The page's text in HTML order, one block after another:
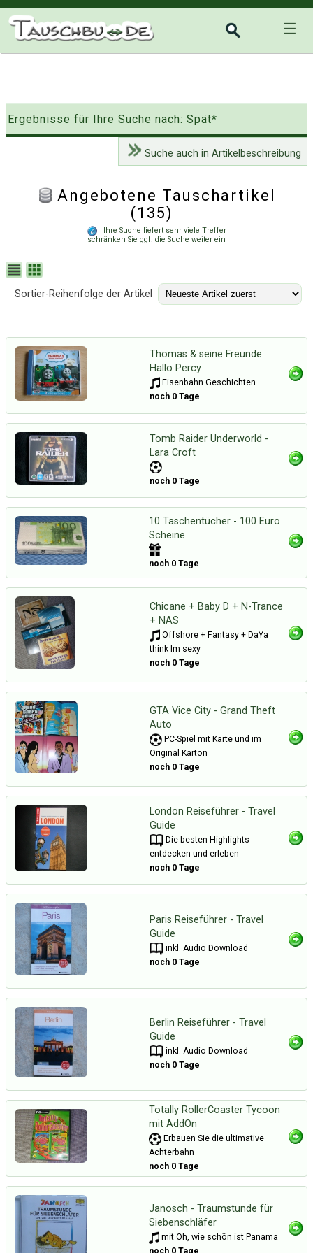
☰
Ergebnisse für Ihre Suche nach: Spät*
Suche auch in Artikelbeschreibung
Angebotene Tauschartikel
(135)
Ihre Suche liefert sehr viele Treffer
schränken Sie ggf. die Suche weiter ein
Sortier-Reihenfolge der Artikel
Thomas & seine Freunde:
Hallo Percy
Eisenbahn Geschichten
noch 0 Tage
Tomb Raider Underworld -
Lara Croft
noch 0 Tage
10 Taschentücher - 100 Euro
Scheine
noch 0 Tage
Chicane + Baby D + N-Trance
+ NAS
Offshore + Fantasy + DaYa
think Im sexy
noch 0 Tage
GTA Vice City - Grand Theft
Auto
PC-Spiel mit Karte und im
Original Karton
noch 0 Tage
London Reiseführer - Travel
Guide
Die besten Highlights
entdecken und erleben
noch 0 Tage
Paris Reiseführer - Travel
Guide
inkl. Audio Download
noch 0 Tage
Berlin Reiseführer - Travel
Guide
inkl. Audio Download
noch 0 Tage
Totally RollerCoaster Tycoon
mit AddOn
Erbauen Sie die ultimative
Achterbahn
noch 0 Tage
Janosch - Traumstunde für
Siebenschläfer
mit Oh, wie schön ist Panama
noch 0 Tage